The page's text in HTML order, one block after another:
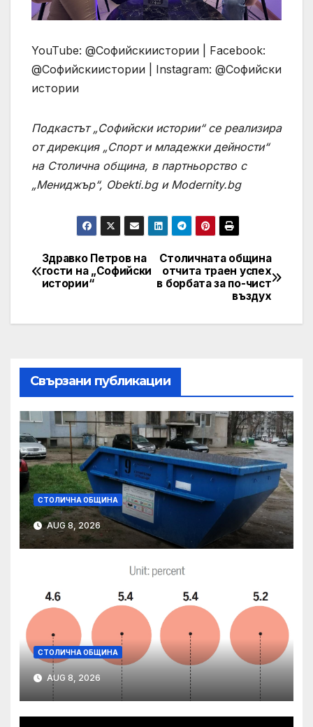
YouTube: @Софийскиистории | Facebook:
@Софийскиистории | Instagram: @Софийски
истории
Подкастът „Софийски истории“ се реализира
от дирекция „Спорт и младежки дейности“
на Столична община, в партньорство с
„Мениджър“, Obekti.bg и Modernity.bg
Post
navigation
Столичнатa община
отчита траен успех
в борбата за по-чист
въздух
Здравко Петров на
гости на „Софийски
истории“
Свързани публикации
СТОЛИЧНА ОБЩИНА
AUG 8, 2026
СТОЛИЧНА ОБЩИНА
AUG 8, 2026